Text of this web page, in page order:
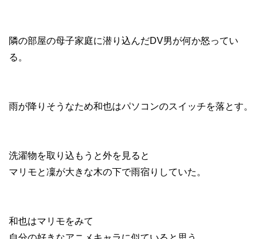
隣の部屋の母子家庭に潜り込んだDV男が何か怒ってい
る。
雨が降りそうなため和也はパソコンのスイッチを落とす。
洗濯物を取り込もうと外を見ると
マリモと凜が大きな木の下で雨宿りしていた。
和也はマリモをみて